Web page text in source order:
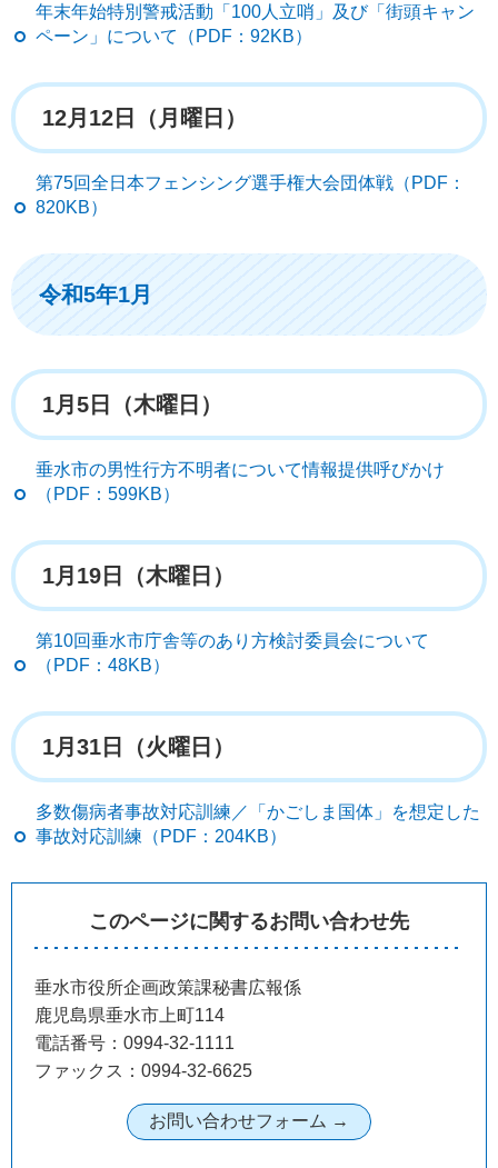
年末年始特別警戒活動「100人立哨」及び「街頭キャン
ペーン」について（PDF：92KB）
12月12日（月曜日）
第75回全日本フェンシング選手権大会団体戦（PDF：
820KB）
令和5年1月
1月5日（木曜日）
垂水市の男性行方不明者について情報提供呼びかけ
（PDF：599KB）
1月19日（木曜日）
第10回垂水市庁舎等のあり方検討委員会について
（PDF：48KB）
1月31日（火曜日）
多数傷病者事故対応訓練／「かごしま国体」を想定した
事故対応訓練（PDF：204KB）
このページに関するお問い合わせ先
垂水市役所企画政策課秘書広報係
鹿児島県垂水市上町114
電話番号：0994-32-1111
ファックス：0994-32-6625